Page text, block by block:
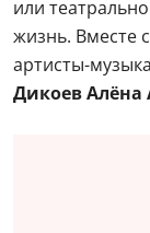
или
жизнь. Вместе
артисты-
Дикоев Алёна